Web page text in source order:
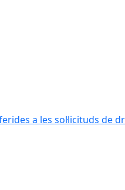
a les sol·licituds de